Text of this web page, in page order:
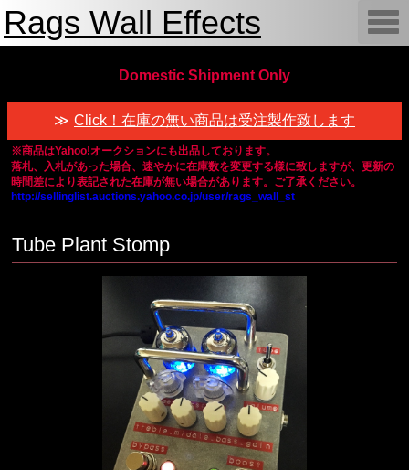
Rags Wall Effects
Domestic Shipment Only
Click！在庫の無い商品は受注製作致します
※商品はYahoo!オークションにも出品しております。
落札、入札があった場合、速やかに在庫数を変更する様に致しますが、更新の
時間差により表記された在庫が無い場合があります。ご了承ください。
http://sellinglist.auctions.yahoo.co.jp/user/rags_wall_st
Tube Plant Stomp
T
o
g
i
a